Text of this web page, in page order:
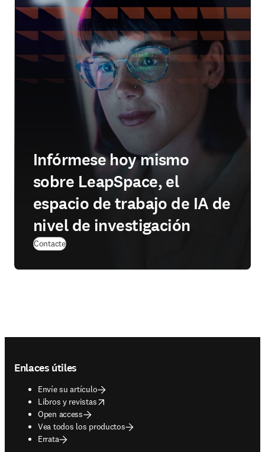
Infórmese hoy mismo
sobre LeapSpace, el
espacio de trabajo de IA de
nivel de investigación
Contacte
Enlaces útiles
Envíe su artículo
Libros y revistas
opens in new tab/window
Open access
Vea todos los productos
Errata